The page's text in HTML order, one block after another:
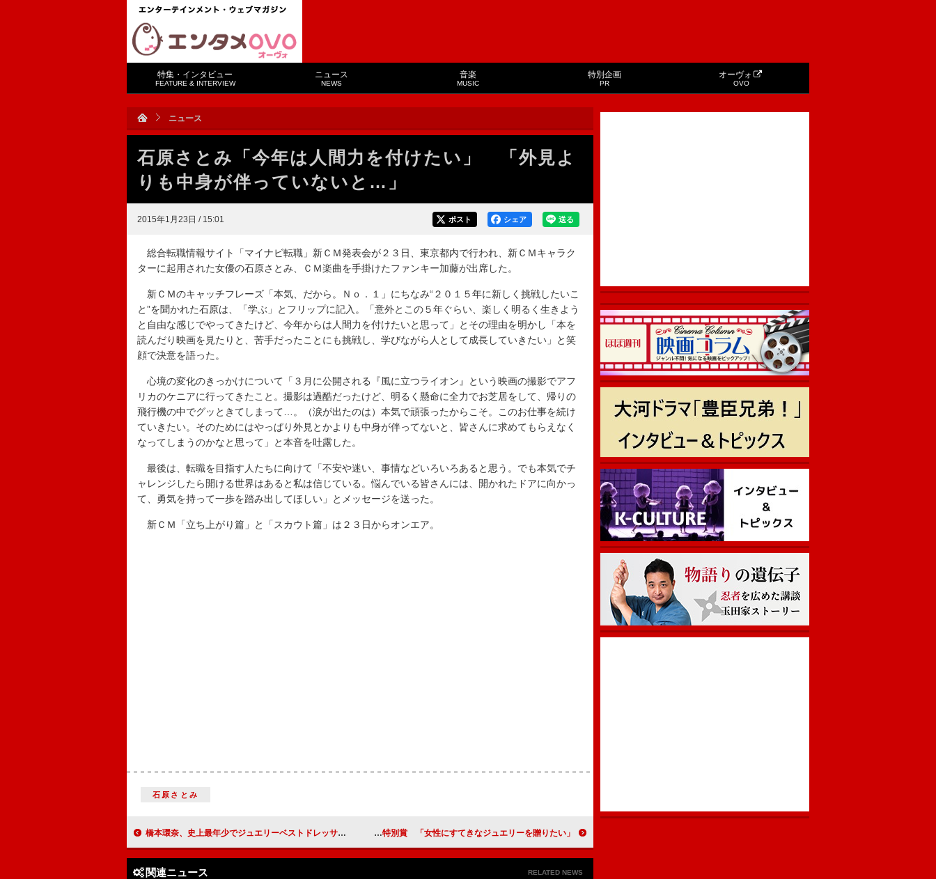
特集・インタビュー
FEATURE & INTERVIEW
ニュース
NEWS
音楽
MUSIC
特別企画
PR
オーヴォ
OVO
ニュース
石原さとみ「今年は人間力を付けたい」 「外見よ
りも中身が伴っていないと…」
2015年1月23日 / 15:01 送る
シェア
ポスト
総合転職情報サイト「マイナビ転職」新ＣＭ発表会が２３日、東京都内で行われ、新ＣＭキャラク
ターに起用された女優の石原さとみ、ＣＭ楽曲を手掛けたファンキー加藤が出席した。
新ＣＭのキャッチフレーズ「本気、だから。Ｎｏ．１」にちなみ“２０１５年に新しく挑戦したいこ
と”を聞かれた石原は、「学ぶ」とフリップに記入。「意外とこの５年ぐらい、楽しく明るく生きよう
と自由な感じでやってきたけど、今年からは人間力を付けたいと思って」とその理由を明かし「本を
読んだり映画を見たりと、苦手だったことにも挑戦し、学びながら人として成長していきたい」と笑
顔で決意を語った。
心境の変化のきっかけについて「３月に公開される『風に立つライオン』という映画の撮影でアフ
リカのケニアに行ってきたこと。撮影は過酷だったけど、明るく懸命に全力でお芝居をして、帰りの
飛行機の中でグッときてしまって…。（涙が出たのは）本気で頑張ったからこそ。このお仕事を続け
ていきたい。そのためにはやっぱり外見とかよりも中身が伴ってないと、皆さんに求めてもらえなく
なってしまうのかなと思って」と本音を吐露した。
最後は、転職を目指す人たちに向けて「不安や迷い、事情などいろいろあると思う。でも本気でチ
ャレンジしたら開ける世界はあると私は信じている。悩んでいる皆さんには、開かれたドアに向かっ
て、勇気を持って一歩を踏み出してほしい」とメッセージを送った。
新ＣＭ「立ち上がり篇」と「スカウト篇」は２３日からオンエア。
石原さとみ
橋本環奈、史上最年少でジュエリーベストドレッサー １５歳での受賞に「ご褒美が大き過ぎる」 高橋大輔がジュエリーベストドレッサー特別賞 「女性にすてきなジュエリーを贈りたい」
関連ニュース RELATED NEWS